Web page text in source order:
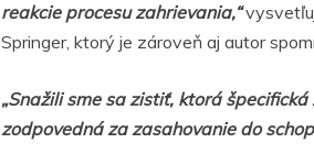
reakcie procesu zahrievania,“
Springer, ktorý je zároveň aj autor
„Snažili sme sa zistiť, ktorá
zodpovedná za zasahovanie do